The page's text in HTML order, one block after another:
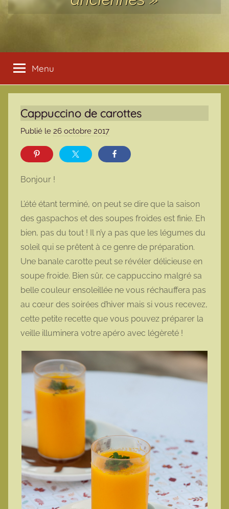
Menu
Cappuccino de carottes
Publié le 26 octobre 2017
a
o
t
t
e
Bonjour !
L’été étant terminé, on peut se dire que la saison
des gaspachos et des soupes froides est finie. Eh
bien, pas du tout ! Il n’y a pas que les légumes du
soleil qui se prêtent à ce genre de préparation.
Une banale carotte peut se révéler délicieuse en
soupe froide. Bien sûr, ce cappuccino malgré sa
belle couleur ensoleillée ne vous réchauffera pas
au cœur des soirées d’hiver mais si vous recevez,
cette petite recette que vous pouvez préparer la
veille illuminera votre apéro avec légèreté !